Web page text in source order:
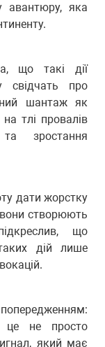
авантюру, яка
що такі дії
свідчать про
шантаж як
тлі провалів
зростання
дати жорстку
створюють
що
дій лише
це не просто
який має